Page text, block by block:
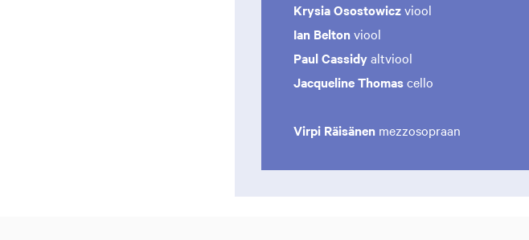
Krysia Osostowiczviool
Ian Beltonviool
Paul Cassidyaltviool
Jacqueline Thomascello
Virpi Räisänen mezzosopraan